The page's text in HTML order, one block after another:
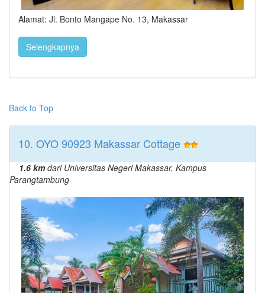
Alamat: Jl. Bonto Mangape No. 13, Makassar
Selengkapnya
Back to Top
10. OYO 90923 Makassar Cottage
1.6 kmdari Universitas Negeri Makassar, Kampus
Parangtambung